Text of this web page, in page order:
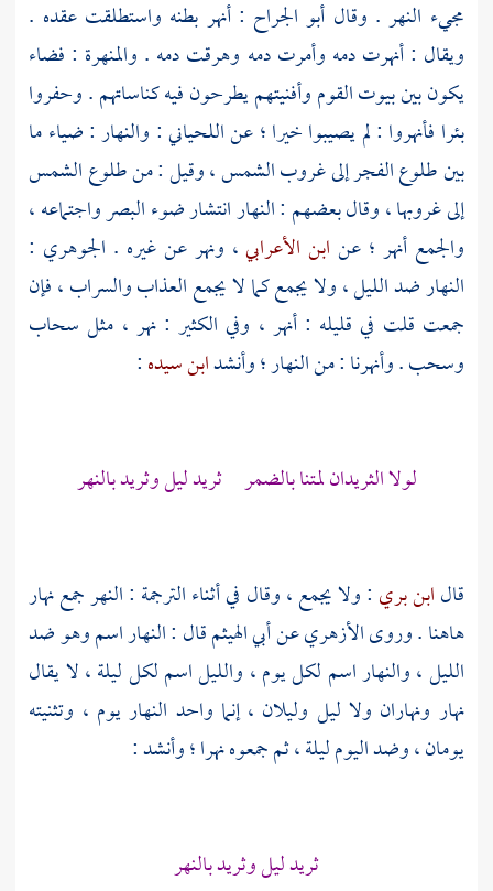
مجيء النهر . وقال أبو الجراح : أنهر بطنه واستطلقت عقده .
ويقال : أنهرت دمه وأمرت دمه وهرقت دمه . والمنهرة : فضاء
يكون بين بيوت القوم وأفنيتهم يطرحون فيه كناساتهم . وحفروا
بئرا فأنهروا : لم يصيبوا خيرا ؛ عناللحياني: والنهار : ضياء ما
بين طلوع الفجر إلى غروب الشمس ، وقيل : من طلوع الشمس
إلى غروبها ، وقال بعضهم : النهار انتشار ضوء البصر واجتماعه ،
والجمع أنهر ؛ عن ابن الأعرابي، ونهر عن غيره . الجوهري :
النهار ضد الليل ، ولا يجمع كما لا يجمع العذاب والسراب ، فإن
جمعت قلت في قليله : أنهر ، وفي الكثير : نهر ، مثل سحاب
وسحب . وأنهرنا : من النهار ؛ وأنشدابن سيده:
لولا الثريدان لمتنا بالضمر ثريد ليل وثريد بالنهر
قالابن بري : ولا يجمع ، وقال في أثناء الترجمة : النهر جمع نهار
هاهنا . وروىالأزهريعنأبي الهيثمقال : النهار اسم وهو ضد
الليل ، والنهار اسم لكل يوم ، والليل اسم لكل ليلة ، لا يقال
نهار ونهاران ولا ليل وليلان ، إنما واحد النهار يوم ، وتثنيته
يومان ، وضد اليوم ليلة ، ثم جمعوه نهرا ؛ وأنشد :
ثريد ليل وثريد بالنهر